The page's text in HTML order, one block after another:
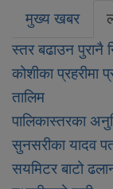
मुख्य खबर
स्तर बढाउन पुरानै
कोशीका प्रहरीमा
तालिम
पालिकास्तरका
सुनसरीका यादव
सयमिटर बाटो